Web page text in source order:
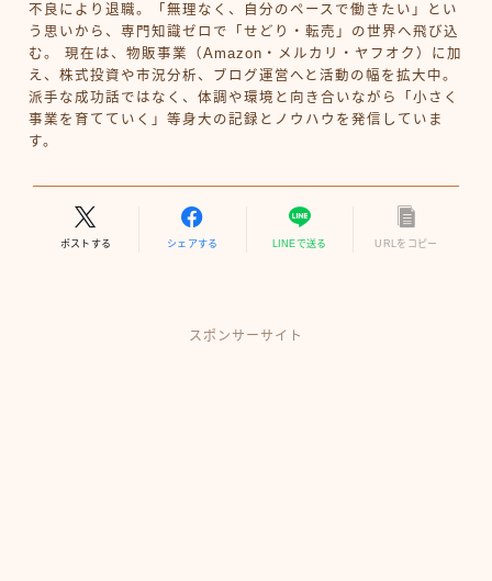
不良により退職。「無理なく、自分のペースで働きたい」とい
う思いから、専門知識ゼロで「せどり・転売」の世界へ飛び込
む。 現在は、物販事業（Amazon・メルカリ・ヤフオク）に加
え、株式投資や市況分析、ブログ運営へと活動の幅を拡大中。
派手な成功話ではなく、体調や環境と向き合いながら「小さく
事業を育てていく」等身大の記録とノウハウを発信していま
す。
ポストする シェアする LINEで送る URLをコピー
スポンサーサイト